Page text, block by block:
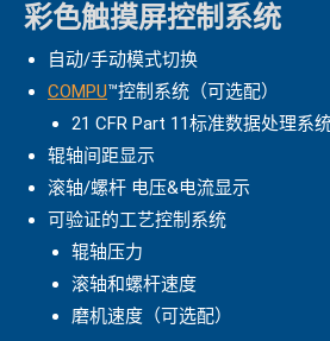
彩色触摸屏控制系统
自动/手动模式切换
COMPU™控制系统（可选配）
21 CFR Part 11标准数据处理系
辊轴间距显示
滚轴/螺杆 电压&电流显示
可验证的工艺控制系统
辊轴压力
滚轴和螺杆速度
磨机速度（可选配）